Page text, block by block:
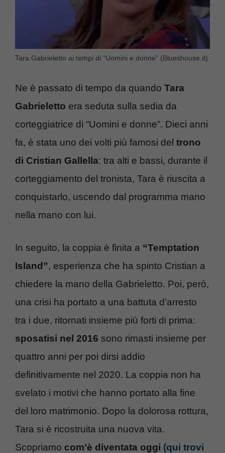
Tara Gabrieletto ai tempi di “Uomini e donne” (Blueshouse.it)
Ne è passato di tempo da quando Tara
Gabrieletto era seduta sulla sedia da
corteggiatrice di “Uomini e donne”. Dieci anni
fa, è stata uno dei volti più famosi del trono
di Cristian Gallella: tra alti e bassi, durante il
corteggiamento del tronista, Tara è riuscita a
conquistarlo, uscendo dal programma mano
nella mano con lui.
In seguito, la coppia è finita a “Temptation
Island”, esperienza che ha spinto Cristian a
chiedere la mano della Gabrieletto. Poi, però,
una crisi ha portato a una battuta d’arresto
tra i due, ritornati insieme più forti di prima:
sposatisi nel 2016 sono rimasti insieme per
quattro anni per poi dirsi addio
definitivamente nel 2020. La coppia non ha
svelato i motivi che hanno portato alla fine
del loro matrimonio. Dopo la dolorosa rottura,
Tara si è ricostruita una nuova vita.
Scopriamo com’è diventata oggi (qui trovi